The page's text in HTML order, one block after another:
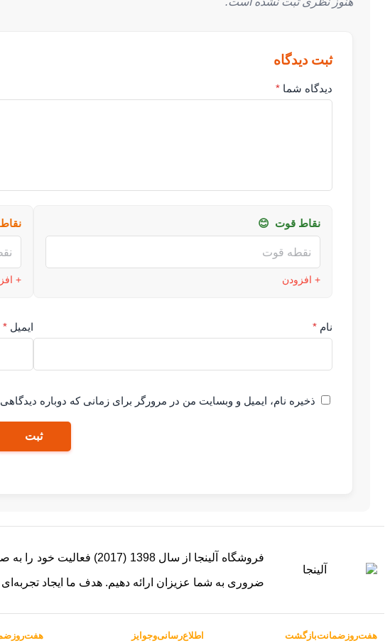
ثبت دیدگاه
دیدگاه شما *
نقاط قوت 😊
+ افزودن +
نام * ایمیل *
ذخیره نام، ایمیل و وبسایت من در مرورگر برای زمانی که دوباره
ثبت
ضروری به شما عزیزان ارائه دهیم. هدف ما ایجاد
هفت‌روز‌ضمانت‌بازگشت اطلاع‌رسانی‌و‌جوایز